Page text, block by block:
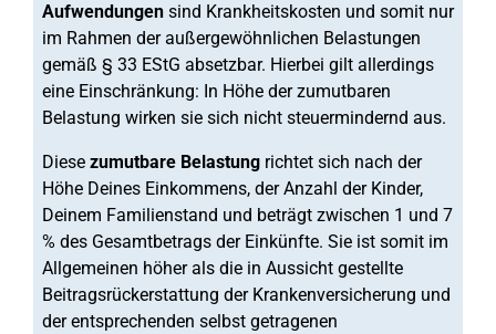
Aufwendungen sind Krankheitskosten und somit nur
im Rahmen der außergewöhnlichen Belastungen
gemäß § 33 EStG absetzbar. Hierbei gilt allerdings
eine Einschränkung: In Höhe der zumutbaren
Belastung wirken sie sich nicht steuermindernd aus.
Diese zumutbare Belastung richtet sich nach der
Höhe Deines Einkommens, der Anzahl der Kinder,
Deinem Familienstand und beträgt zwischen 1 und 7
% des Gesamtbetrags der Einkünfte. Sie ist somit im
Allgemeinen höher als die in Aussicht gestellte
Beitragsrückerstattung der Krankenversicherung und
der entsprechenden selbst getragenen